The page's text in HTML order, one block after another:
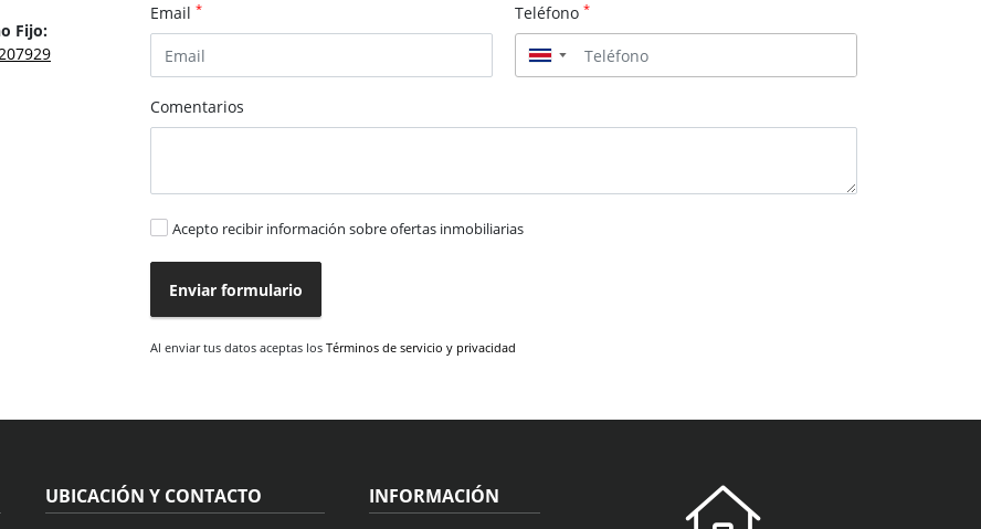
Fijo:
Email * Teléfono *
▼
Comentarios
Acepto recibir información sobre ofertas inmobiliarias
Enviar formulario
Al enviar tus datos aceptas los Términos de servicio y privacidad
UBICACIÓN Y CONTACTO INFORMACIÓN